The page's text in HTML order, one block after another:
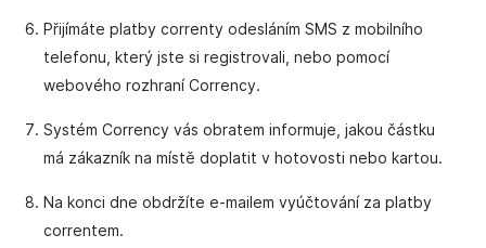
Přijímáte platby correnty odesláním SMS z mobilního
telefonu, který jste si registrovali, nebo pomocí
webového rozhraní Corrency.
Systém Corrency vás obratem informuje, jakou částku
má zákazník na místě doplatit v hotovosti nebo kartou.
Na konci dne obdržíte e-mailem vyúčtování za platby
correntem.